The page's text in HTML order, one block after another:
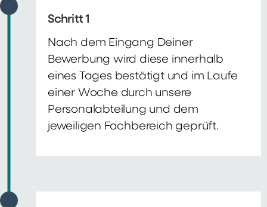
Schritt 1
Nach dem Eingang Deiner
Bewerbung wird diese innerhalb
eines Tages bestätigt und im Laufe
einer Woche durch unsere
Personalabteilung und dem
jeweiligen Fachbereich geprüft.